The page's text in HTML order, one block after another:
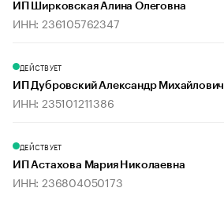
ИП Ширковская Алина Олеговна
ИНН: 236105762347
ДЕЙСТВУЕТ
ИП Дубровский Александр Михайлович
ИНН: 235101211386
ДЕЙСТВУЕТ
ИП Астахова Мария Николаевна
ИНН: 236804050173